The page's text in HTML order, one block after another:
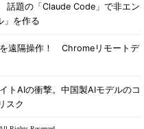
題の「Claude Code」で非エン
」を作る
を遠隔操作！ Chromeリモートデ
トAIの衝撃。中国製AIモデルのコ
スク